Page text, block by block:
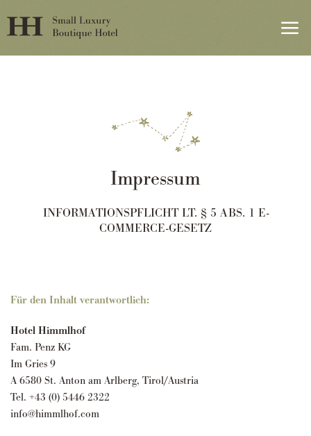
Impressum
INFORMATIONSPFLICHT LT. § 5 ABS. 1 E-
COMMERCE-GESETZ
Für den Inhalt verantwortlich:
Hotel Himmlhof
Fam. Penz KG
Im Gries 9
A 6580 St. Anton am Arlberg, Tirol/Austria
Tel. +43 (0) 5446 2322
info@himmlhof.com